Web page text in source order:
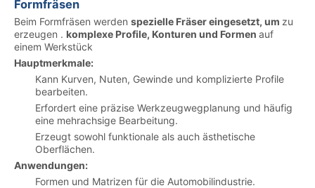
Formfräsen
Beim Formfräsen werden spezielle Fräser eingesetzt, um zu
erzeugen . komplexe Profile, Konturen und Formen auf
einem Werkstück
Hauptmerkmale:
Kann Kurven, Nuten, Gewinde und komplizierte Profile
bearbeiten.
Erfordert eine präzise Werkzeugwegplanung und häufig
eine mehrachsige Bearbeitung.
Erzeugt sowohl funktionale als auch ästhetische
Oberflächen.
Anwendungen:
Formen und Matrizen für die Automobilindustrie.